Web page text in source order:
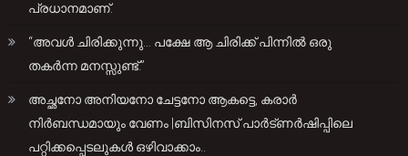
പ്രധാനമാണ്.
“അവൾ ചിരിക്കുന്നു… പക്ഷേ ആ ചിരിക്ക് പിന്നിൽ ഒരു
തകർന്ന മനസ്സുണ്ട്.”
അച്ഛനോ അനിയനോ ചേട്ടനോ ആകട്ടെ, കരാർ
നിർബന്ധമായും വേണം |ബിസിനസ് പാർട്ണർഷിപ്പിലെ
പറ്റിക്കപ്പെടലുകൾ ഒഴിവാക്കാം..